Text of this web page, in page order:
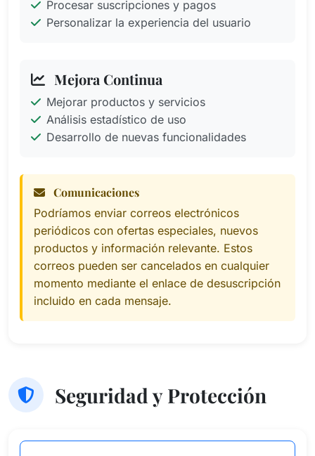
Procesar suscripciones y pagos
Personalizar la experiencia del usuario
Mejora Continua
Mejorar productos y servicios
Análisis estadístico de uso
Desarrollo de nuevas funcionalidades
Comunicaciones
Podríamos enviar correos electrónicos
periódicos con ofertas especiales, nuevos
productos y información relevante. Estos
correos pueden ser cancelados en cualquier
momento mediante el enlace de desuscripción
incluido en cada mensaje.
Seguridad y Protección